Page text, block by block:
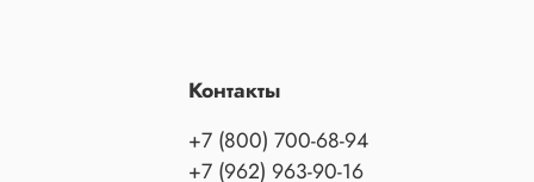
Контакты
+7 (800) 700-68-94
+7 (962) 963-90-16